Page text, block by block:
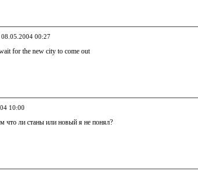
08.05.2004 00:27
for the new city to come out
10:00
что ли станы или новый я не понял?